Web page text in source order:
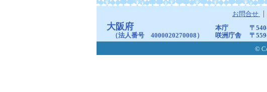
お問合せ
大阪府
（法人番号 4000020270008）
本庁 〒
咲洲庁舎
〒
©